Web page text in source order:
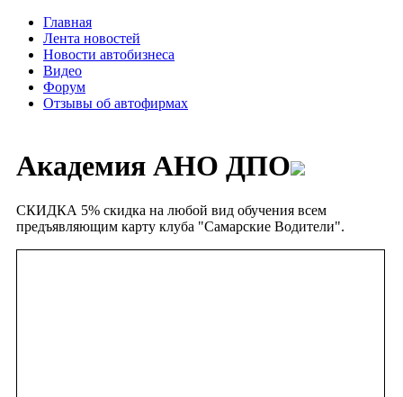
Главная
Лента новостей
Новости автобизнеса
Видео
Форум
Отзывы об автофирмах
Академия АНО ДПО
СКИДКА 5% скидка на любой вид обучения всем
предъявляющим карту клуба "Самарские Водители".